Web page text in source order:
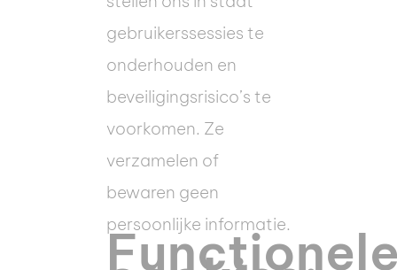
gebruikerssessies te
onderhouden en
beveiligingsrisico’s te
voorkomen. Ze
verzamelen of
bewaren geen
persoonlijke informatie.